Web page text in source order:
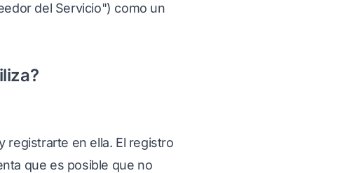
del Servicio") como un
registrarte en ella. El registro
que es posible que no